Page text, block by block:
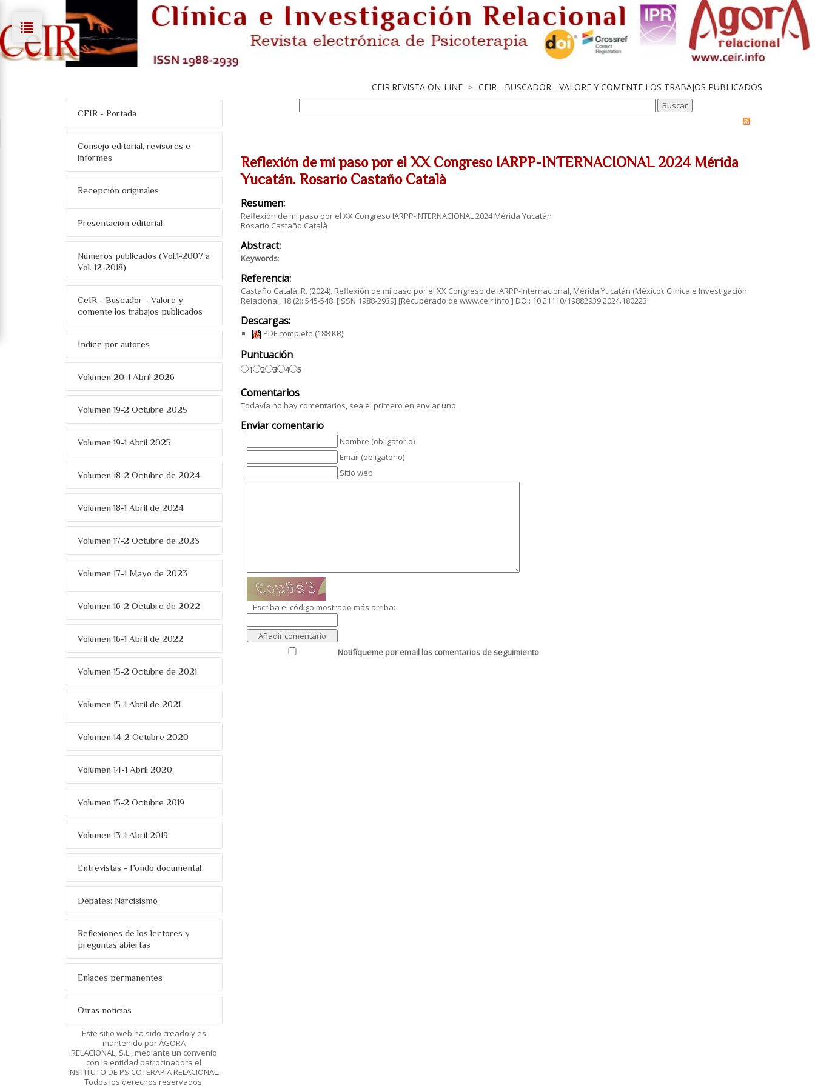
CEIR:REVISTA ON-LINE > CEIR - BUSCADOR - VALORE Y COMENTE LOS TRABAJOS PUBLICADOS
CEIR - Portada
Consejo editorial, revisores e
informes
Recepción originales
Presentación editorial
Números publicados (Vol.1-2007 a
Vol. 12-2018)
CeIR - Buscador - Valore y
comente los trabajos publicados
Indice por autores
Volumen 20-1 Abril 2026
Volumen 19-2 Octubre 2025
Volumen 19-1 Abril 2025
Volumen 18-2 Octubre de 2024
Volumen 18-1 Abril de 2024
Volumen 17-2 Octubre de 2023
Volumen 17-1 Mayo de 2023
Volumen 16-2 Octubre de 2022
Volumen 16-1 Abril de 2022
Volumen 15-2 Octubre de 2021
Volumen 15-1 Abril de 2021
Volumen 14-2 Octubre 2020
Volumen 14-1 Abril 2020
Volumen 13-2 Octubre 2019
Volumen 13-1 Abril 2019
Entrevistas - Fondo documental
Debates: Narcisismo
Reflexiones de los lectores y
preguntas abiertas
Enlaces permanentes
Otras noticias
Este sitio web ha sido creado y es
mantenido por ÁGORA
RELACIONAL, S.L., mediante un convenio
con la entidad patrocinadora el
INSTITUTO DE PSICOTERAPIA RELACIONAL.
Todos los derechos reservados.
Reflexión de mi paso por el XX Congreso IARPP-INTERNACIONAL 2024 Mérida
Yucatán. Rosario Castaño Català
Resumen:
Reflexión de mi paso por el XX Congreso IARPP-INTERNACIONAL 2024 Mérida Yucatán
Rosario Castaño Català
Abstract:
Keywords:
Referencia:
Castaño Catalá, R. (2024). Reflexión de mi paso por el XX Congreso de IARPP-Internacional, Mérida Yucatán (México). Clínica e Investigación
Relacional, 18 (2): 545-548. [ISSN 1988-2939] [Recuperado de www.ceir.info ] DOI: 10.21110/19882939.2024.180223
Descargas:
PDF completo (188 KB)
Puntuación
1 2 3 4 5
Comentarios
Todavía no hay comentarios, sea el primero en enviar uno.
Enviar comentario
Nombre (obligatorio)
Email (obligatorio)
Sitio web
Escriba el código mostrado más arriba:
Notifíqueme por email los comentarios de seguimiento